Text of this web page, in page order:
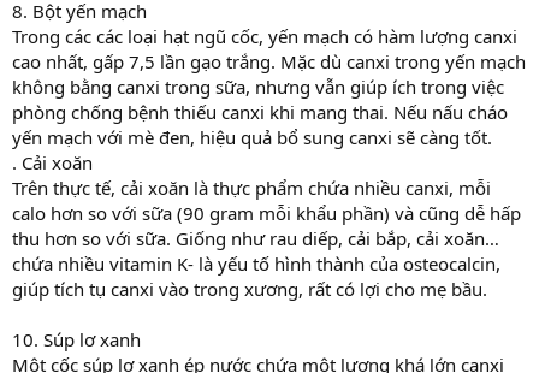
8. Bột yến mạch
Trong các các loại hạt ngũ cốc, yến mạch có hàm lượng canxi
cao nhất, gấp 7,5 lần gạo trắng. Mặc dù canxi trong yến mạch
không bằng canxi trong sữa, nhưng vẫn giúp ích trong việc
phòng chống bệnh thiếu canxi khi mang thai. Nếu nấu cháo
yến mạch với mè đen, hiệu quả bổ sung canxi sẽ càng tốt.
. Cải xoăn
Trên thực tế, cải xoăn là thực phẩm chứa nhiều canxi, mỗi
calo hơn so với sữa (90 gram mỗi khẩu phần) và cũng dễ hấp
thu hơn so với sữa. Giống như rau diếp, cải bắp, cải xoăn…
chứa nhiều vitamin K- là yếu tố hình thành của osteocalcin,
giúp tích tụ canxi vào trong xương, rất có lợi cho mẹ bầu.
10. Súp lơ xanh
Một cốc súp lơ xanh ép nước chứa một lượng khá lớn canxi